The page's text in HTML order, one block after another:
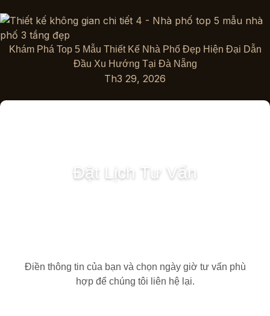
Khám Phá Top 5 Mẫu Thiết Kế Nhà Phố Đẹp Hiện Đại Dẫn
Đầu Xu Hướng Tại Đà Nẵng
Th3 29, 2026
Đặt Lịch Tư Vấn
Điền thông tin của bạn và chọn ngày giờ tư vấn phù
hợp để chúng tôi liên hệ lại.